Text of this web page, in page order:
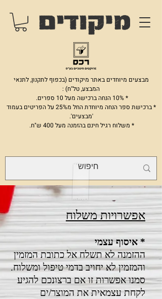
מבצעים מיוחדים באתר מיקודים (בכפוף לתקנון, לתנאי
המבצע, טל"ח) :
* 10% הנחה ברכישה מעל 10 ספרים.
* ברכישת ספר הנחה מיוחדת החל מ25% על הפריטים בעמוד
'מבצעים'.
* משלוח רגיל חינם בהזמנה מעל 400 ש"ח.
אפשרויות משלוח​
* איסוף עצמי
ההזמנה לא תשלח אל כתובת המזמין
והמזמין לא יחויב בדמי טיפול ומשלוח.
סמנו אפשרות זו אם ברצונכם להגיע
לקחת עצמאית את המוצר/ים